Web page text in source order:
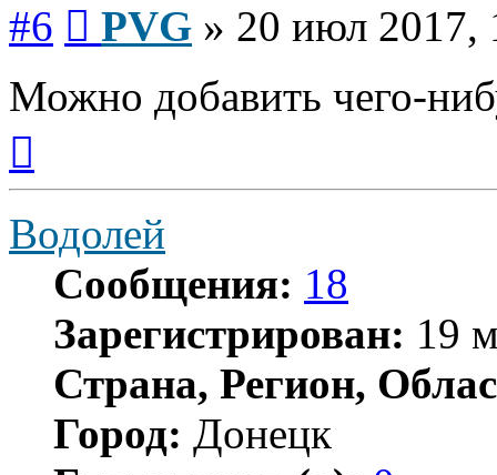
#6 PVG » 20 июл 2017,
Можно добавить чего-
началу
Водолей
Сообщения: 18
Зарегистрирован: 19
Страна, Регион,
Город: Донецк